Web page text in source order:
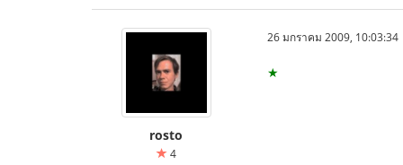
rosto
4
26 มกราคม 2009, 10:03:34
★